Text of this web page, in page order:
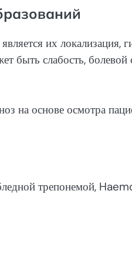
их локализация,
быть слабость,
на основе осмотра
трепонемой,